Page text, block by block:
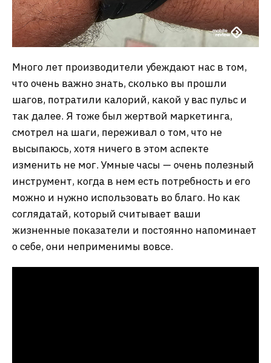
Много лет производители убеждают нас в том,
что очень важно знать, сколько вы прошли
шагов, потратили калорий, какой у вас пульс и
так далее. Я тоже был жертвой маркетинга,
смотрел на шаги, переживал о том, что не
высыпаюсь, хотя ничего в этом аспекте
изменить не мог. Умные часы — очень полезный
инструмент, когда в нем есть потребность и его
можно и нужно использовать во благо. Но как
соглядатай, который считывает ваши
жизненные показатели и постоянно напоминает
о себе, они неприменимы вовсе.